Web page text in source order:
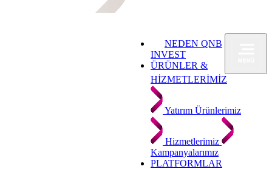
NEDEN QNB
INVEST
ÜRÜNLER &
HİZMETLERİMİZ
Yatırım Ürünlerimiz
Hizmetlerimiz
Kampanyalarımız
PLATFORMLAR